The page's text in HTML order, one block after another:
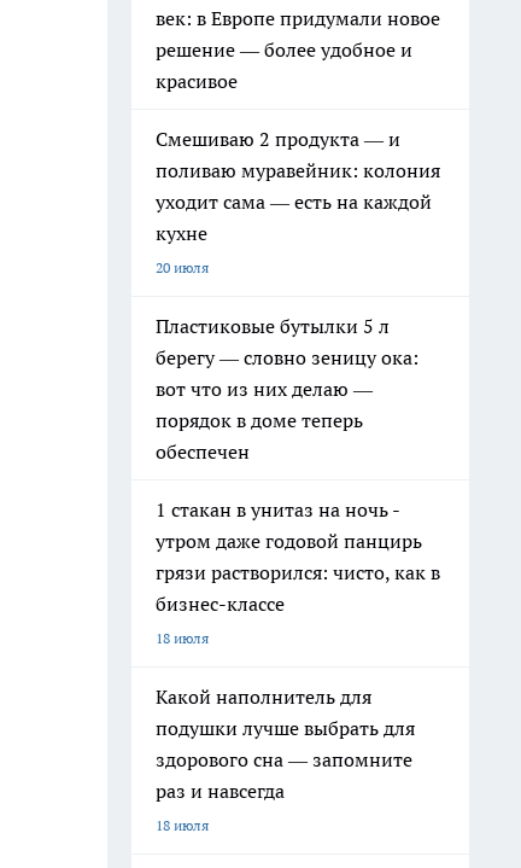
век: в Европе придумали новое
решение — более удобное и
красивое
Смешиваю 2 продукта — и
поливаю муравейник: колония
уходит сама — есть на каждой
кухне
20 июля
Пластиковые бутылки 5 л
берегу — словно зеницу ока:
вот что из них делаю —
порядок в доме теперь
обеспечен
1 стакан в унитаз на ночь -
утром даже годовой панцирь
грязи растворился: чисто, как в
бизнес-классе
18 июля
Какой наполнитель для
подушки лучше выбрать для
здорового сна — запомните
раз и навсегда
18 июля